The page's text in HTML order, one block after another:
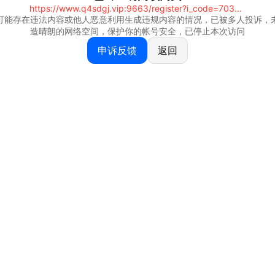
https://www.q4sdgj.vip:9663/register?i_code=70328081
能存在违法内容或他人恶意利用生成违规内容的情况，已被多人投诉，
造晴朗的网络空间，保护你的帐号安全，已停止本次访问
申诉反馈 返回